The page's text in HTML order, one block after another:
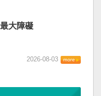
大障礙
2026-08-03